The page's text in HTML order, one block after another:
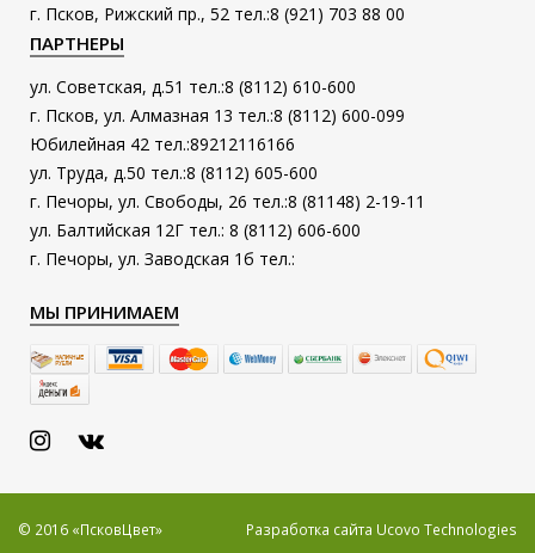
г. Псков, Рижский пр., 52 тел.:8 (921) 703 88 00
ПАРТНЕРЫ
ул. Советская, д.51 тел.:8 (8112) 610-600
г. Псков, ул. Алмазная 13 тел.:8 (8112) 600-099
Юбилейная 42 тел.:89212116166
ул. Труда, д.50 тел.:8 (8112) 605-600
г. Печоры, ул. Свободы, 26 тел.:8 (81148) 2-19-11
ул. Балтийская 12Г тел.: 8 (8112) 606-600
г. Печоры, ул. Заводская 1б тел.:
МЫ ПРИНИМАЕМ
© 2016 «ПсковЦвет» Разработка сайта Ucovo Technologies